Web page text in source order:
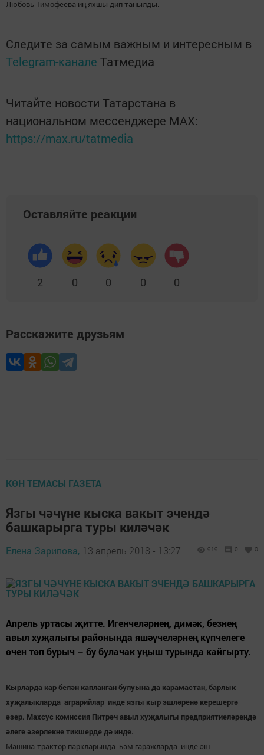
Любовь Тимофеева иң яхшы дип танылды.
Следите за самым важным и интересным в
Telegram-канале Татмедиа
Читайте новости Татарстана в
национальном мессенджере MАХ:
https://max.ru/tatmedia
Оставляйте реакции
2 0 0 0 0
Расскажите друзьям
КӨН ТЕМАСЫ ГАЗЕТА
Язгы чәчүне кыска вакыт эчендә
башкарырга туры киләчәк
Елена Зарипова, 13 апрель 2018 - 13:27 919 0 0
Апрель уртасы җитте. Игенчеләрнең, димәк, безнең
авыл хуҗалыгы районында яшәүчеләрнең күпчелеге
өчен төп бурыч – бу булачак уңыш турында кайгырту.
Кырларда кар белән капланган булуына да карамастан, барлык
хуҗалыкларда аграрийлар инде язгы кыр эшләренә керешергә
әзер. Махсус комиссия Питрәч авыл хуҗалыгы предприятиеләрендә
әлеге әзерлекне тикшерде дә инде.
Машина-трактор паркларында һәм гаражларда инде эш